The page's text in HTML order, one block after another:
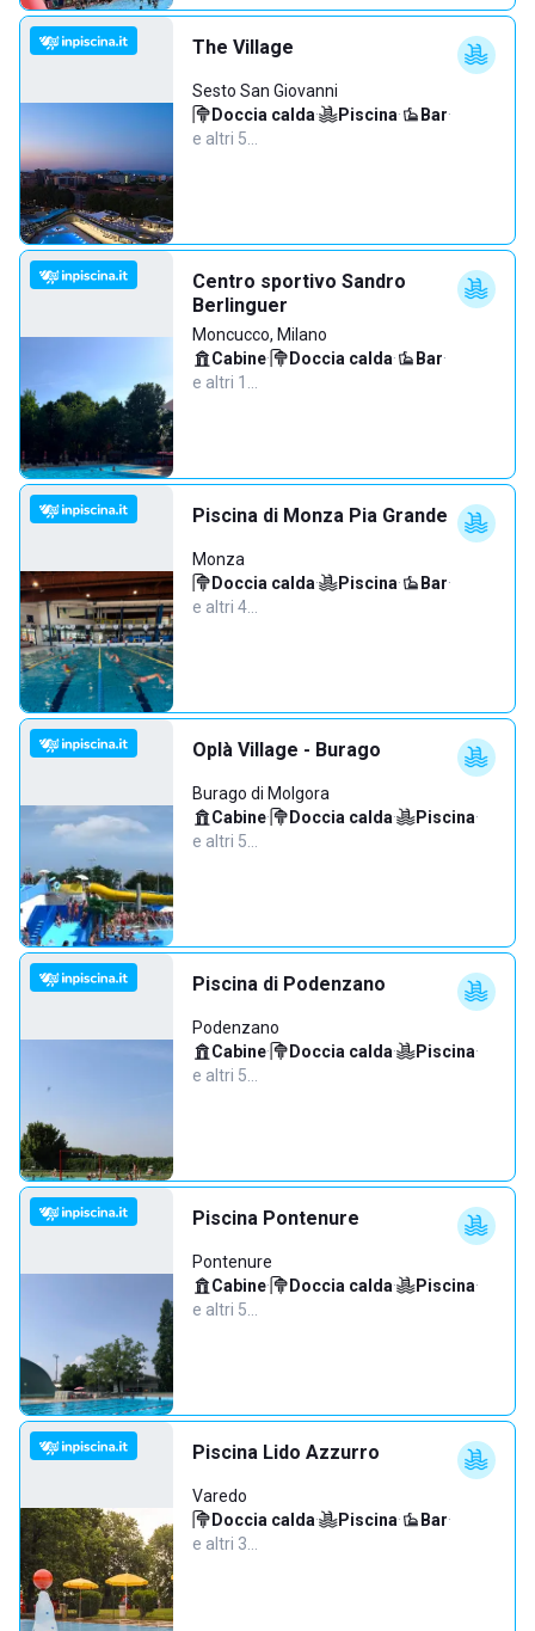
The Village
Sesto San Giovanni
Doccia calda· Piscina· Bar·
e altri 5…
Centro sportivo Sandro
Berlinguer
Moncucco, Milano
Cabine· Doccia calda· Bar·
e altri 1…
Piscina di Monza Pia Grande
Monza
Doccia calda· Piscina· Bar·
e altri 4…
Oplà Village - Burago
Burago di Molgora
Cabine· Doccia calda· Piscina·
e altri 5…
Piscina di Podenzano
Podenzano
Cabine· Doccia calda· Piscina·
e altri 5…
Piscina Pontenure
Pontenure
Cabine· Doccia calda· Piscina·
e altri 5…
Piscina Lido Azzurro
Varedo
Doccia calda· Piscina· Bar·
e altri 3…